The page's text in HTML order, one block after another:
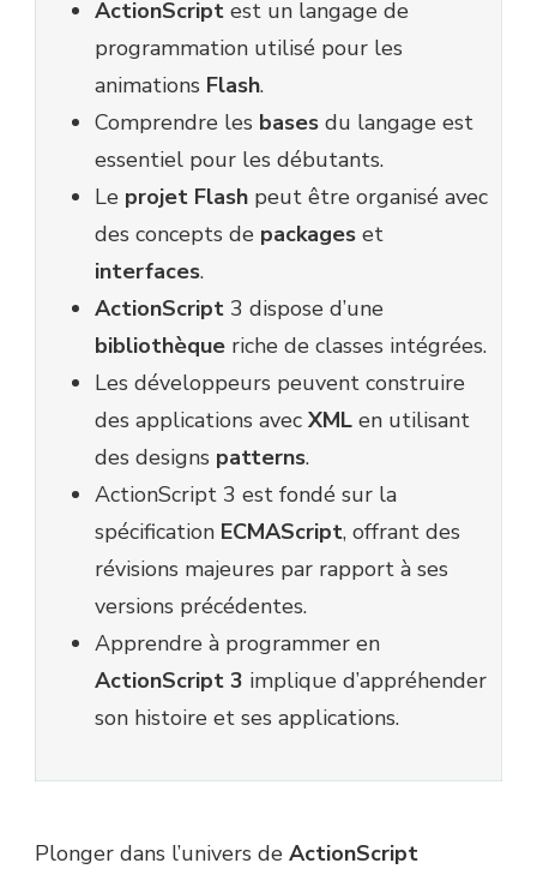
ActionScript est un langage de
programmation utilisé pour les
animations Flash.
Comprendre les bases du langage est
essentiel pour les débutants.
Le projet Flash peut être organisé avec
des concepts de packages et
interfaces.
ActionScript 3 dispose d’une
bibliothèque riche de classes intégrées.
Les développeurs peuvent construire
des applications avec XML en utilisant
des designs patterns.
ActionScript 3 est fondé sur la
spécification ECMAScript, offrant des
révisions majeures par rapport à ses
versions précédentes.
Apprendre à programmer en
ActionScript 3 implique d’appréhender
son histoire et ses applications.
Plonger dans l’univers de ActionScript